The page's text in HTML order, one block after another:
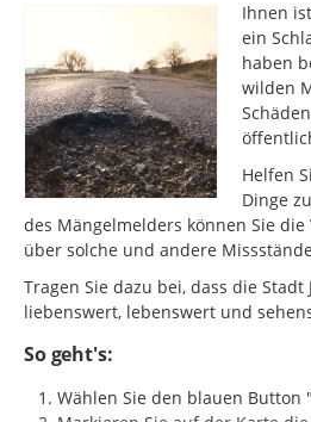
Ihnen
ein
haben
wilden
Helfen
Dinge
des Mängelmelders können Sie
über solche und andere
Tragen Sie dazu bei, dass die
liebenswert, lebenswert und
So geht's:
Wählen Sie den blauen Button